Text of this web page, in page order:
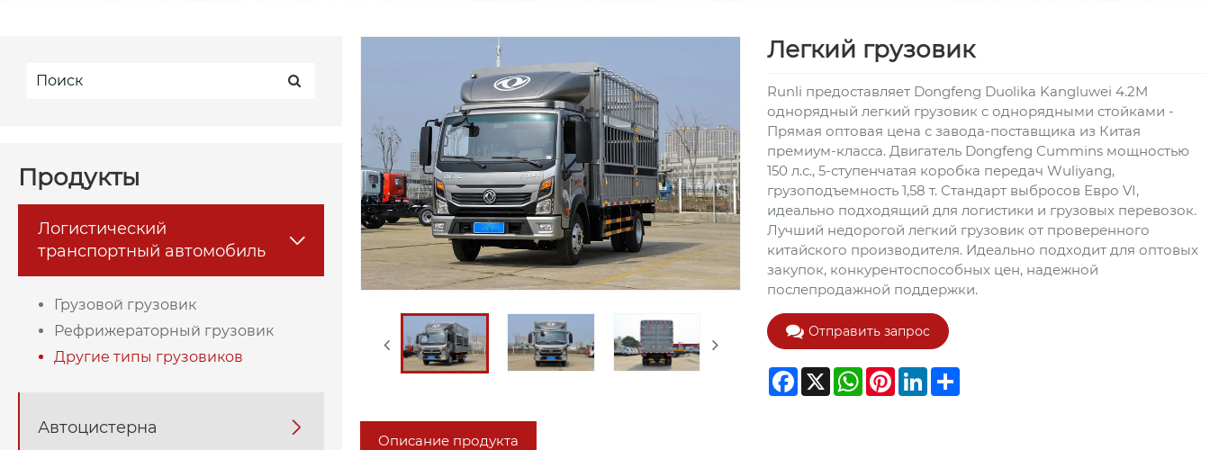
Продукты
Логистический
транспортный автомобиль

Грузовой грузовик
Рефрижераторный грузовик
Другие типы грузовиков
Автоцистерна 
Легкий грузовик
Runli предоставляет Dongfeng Duolika Kangluwei 4.2M
однорядный легкий грузовик с однорядными стойками -
Прямая оптовая цена с завода-поставщика из Китая
премиум-класса. Двигатель Dongfeng Cummins мощностью
150 л.с., 5-ступенчатая коробка передач Wuliyang,
грузоподъемность 1,58 т. Стандарт выбросов Евро VI,
идеально подходящий для логистики и грузовых перевозок.
Лучший недорогой легкий грузовик от проверенного
китайского производителя. Идеально подходит для оптовых
закупок, конкурентоспособных цен, надежной
послепродажной поддержки.
Отправить запрос
Facebook
X WhatsApp
PinterestLinkedIn
Share
Описание продукта